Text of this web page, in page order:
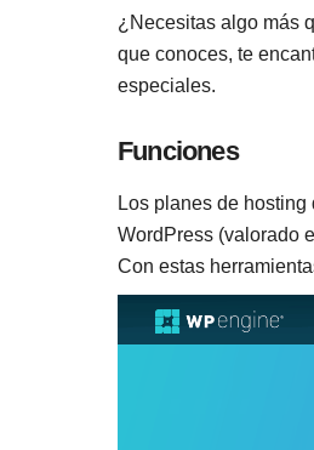
¿Necesitas algo más
que conoces, te
especiales.
Funciones
Los planes de
WordPress (valorado
Con estas